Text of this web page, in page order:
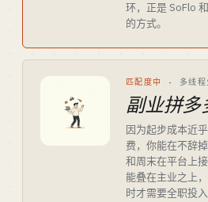
环，正是 SoFlo
的方式。
匹配度中 · 多线
副业拼多
因为起步成本近
费，你能在不辞
和周末在平台上
能叠在主业之上
时才需要全职投入